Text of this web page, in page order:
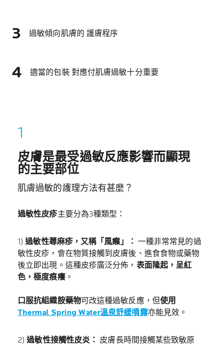
過敏傾向肌膚的 護膚程序
適當的包裝 對應付肌膚過敏十分重要
皮膚是最受過敏反應影響而顯現
的主要部位
肌膚過敏的護理方法有甚麼？
過敏性皮疹主要分為3種類型：
1)過敏性蕁麻疹，又稱「風癩」： 一種非常常見的過
敏性皮疹，會在物質接觸到皮膚後、進食食物或藥物
後立即出現。這種皮疹廣泛分佈， 表面隆起，呈紅
色，極度痕癢。
口服抗組織胺藥物可改這種過敏反應，但使用
Thermal Spring Water溫泉舒緩噴霧亦能見效。
2)過敏性接觸性皮炎： 皮膚長時間接觸某些致敏原